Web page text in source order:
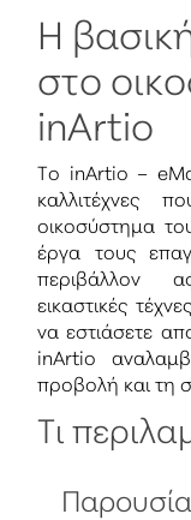
Η
στο
inArtio
Το inArtio –
καλλιτέχνες
οικοσύστημα
έργα τους
περιβάλλον
εικαστικές
να εστιάσετε
inArtio
προβολή και τη
Τι